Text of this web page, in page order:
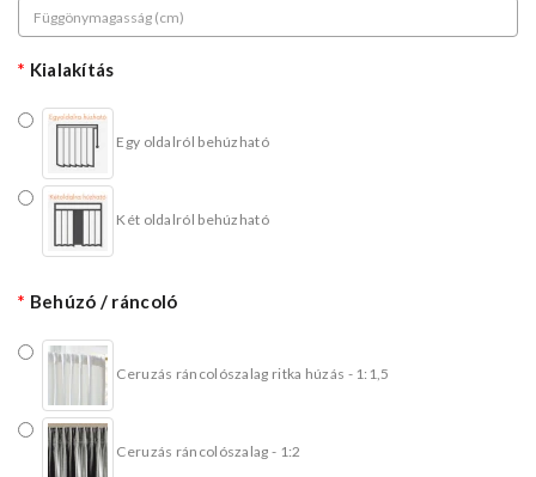
Kialakítás
Egy oldalról behúzható
Két oldalról behúzható
Behúzó / ráncoló
Ceruzás ráncolószalag ritka húzás - 1:1,5
Ceruzás ráncolószalag - 1:2